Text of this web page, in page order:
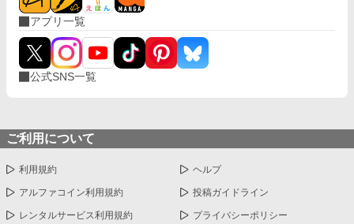
アプリ一覧
公式SNS一覧
ご利用について
利用規約 ヘルプ
アルファコイン利用規約 投稿ガイドライン
レンタルサービス利用規約 プライバシーポリシー